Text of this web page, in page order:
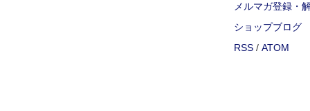
メルマガ登録・
ショップブログ
RSS / ATOM